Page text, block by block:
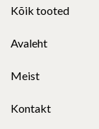
Kõik tooted
Avaleht
Meist
Kontakt